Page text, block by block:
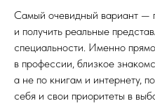
Самый очевидный вариант —
и получить реальные
специальности. Именно
в профессии, близкое
а не по книгам и интернету,
себя и свои приоритеты в